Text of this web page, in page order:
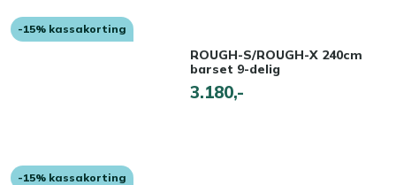
-15% kassakorting
ROUGH-S/ROUGH-X 240cm
barset 9-delig
3.180,-
-15% kassakorting